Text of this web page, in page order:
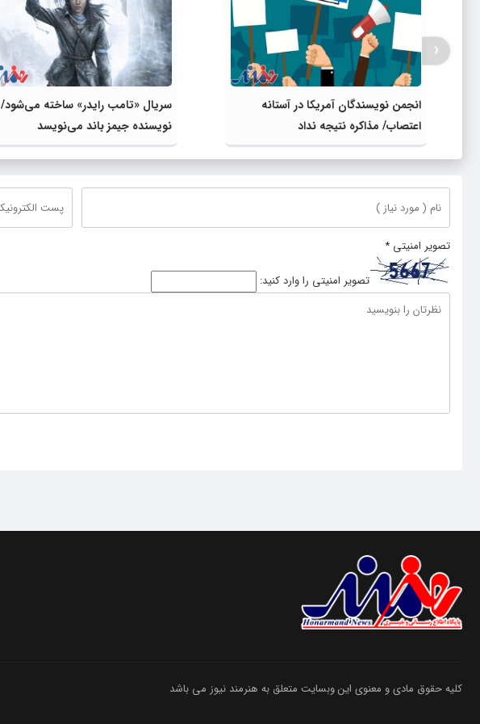
انجمن نویسندگان آمریکا در آستانه
اعتصاب/ مذاکره ‌نتیجه نداد
سریال «تامب رایدر» ساخته می‌شود/
نویسنده جیمز باند می‌نویسد
‹
تصویر امنیتی *
تصویر امنیتی را وارد کنید:
کلیه حقوق مادی و معنوی این وبسایت متعلق به هنرمند نیوز می باشد